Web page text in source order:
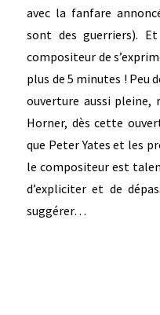
avec la fanfare
sont des guerriers).
compositeur de
plus de 5 minutes ! Peu
ouverture aussi pleine,
Horner, dès cette
que Peter Yates et les
le compositeur est
d’expliciter et de
suggérer…